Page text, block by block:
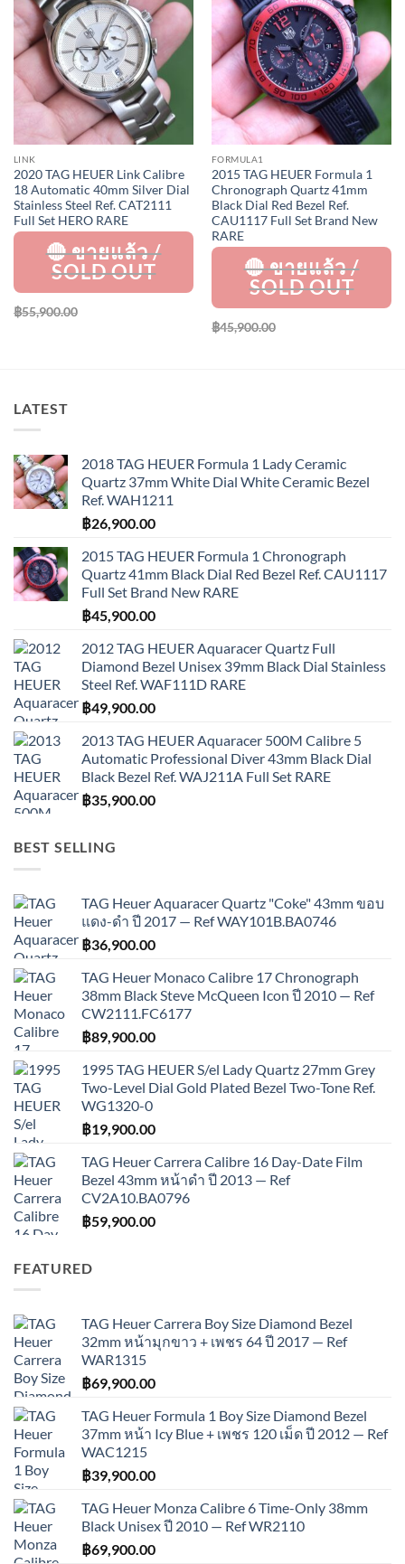
Add to
Wishlist
LINK
2020 TAG HEUER Link Calibre
18 Automatic 40mm Silver Dial
Stainless Steel Ref. CAT2111
Full Set HERO RARE
฿55,900.00
Add to
Wishlist
FORMULA1
2015 TAG HEUER Formula 1
Chronograph Quartz 41mm
Black Dial Red Bezel Ref.
CAU1117 Full Set Brand New
RARE
฿45,900.00
LATEST
2018 TAG HEUER Formula 1 Lady Ceramic
Quartz 37mm White Dial White Ceramic Bezel
Ref. WAH1211
฿26,900.00
2015 TAG HEUER Formula 1 Chronograph
Quartz 41mm Black Dial Red Bezel Ref. CAU1117
Full Set Brand New RARE
฿45,900.00
2012 TAG HEUER Aquaracer Quartz Full
Diamond Bezel Unisex 39mm Black Dial Stainless
Steel Ref. WAF111D RARE
฿49,900.00
2013 TAG HEUER Aquaracer 500M Calibre 5
Automatic Professional Diver 43mm Black Dial
Black Bezel Ref. WAJ211A Full Set RARE
฿35,900.00
BEST SELLING
TAG Heuer Aquaracer Quartz "Coke" 43mm ขอบ
แดง-ดำ ปี 2017 — Ref WAY101B.BA0746
฿36,900.00
TAG Heuer Monaco Calibre 17 Chronograph
38mm Black Steve McQueen Icon ปี 2010 — Ref
CW2111.FC6177
฿89,900.00
1995 TAG HEUER S/el Lady Quartz 27mm Grey
Two-Level Dial Gold Plated Bezel Two-Tone Ref.
WG1320-0
฿19,900.00
TAG Heuer Carrera Calibre 16 Day-Date Film
Bezel 43mm หน้าดำ ปี 2013 — Ref
CV2A10.BA0796
฿59,900.00
FEATURED
TAG Heuer Carrera Boy Size Diamond Bezel
32mm หน้ามุกขาว + เพชร 64 ปี 2017 — Ref
WAR1315
฿69,900.00
TAG Heuer Formula 1 Boy Size Diamond Bezel
37mm หน้า Icy Blue + เพชร 120 เม็ด ปี 2012 — Ref
WAC1215
฿39,900.00
TAG Heuer Monza Calibre 6 Time-Only 38mm
Black Unisex ปี 2010 — Ref WR2110
฿69,900.00